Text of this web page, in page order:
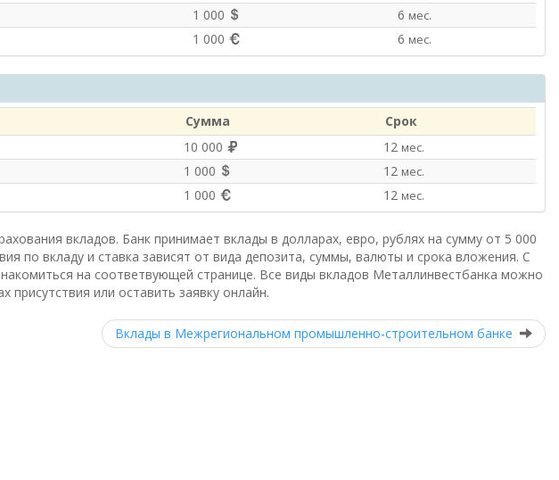
1 000 6 мес.
1 000 6 мес.
Сумма
Срок
10 000 12 мес.
1 000 12 мес.
1 000 12 мес.
вкладов. Банк принимает вклады в долларах, евро, рублях на сумму от 5 000
по вкладу и ставка зависят от вида депозита, суммы, валюты и срока вложения. С
на соответвующей странице. Все виды вкладов Металлинвестбанка можно
присутствия или оставить заявку онлайн.
Вклады в Межрегиональном промышленно-строительном банке